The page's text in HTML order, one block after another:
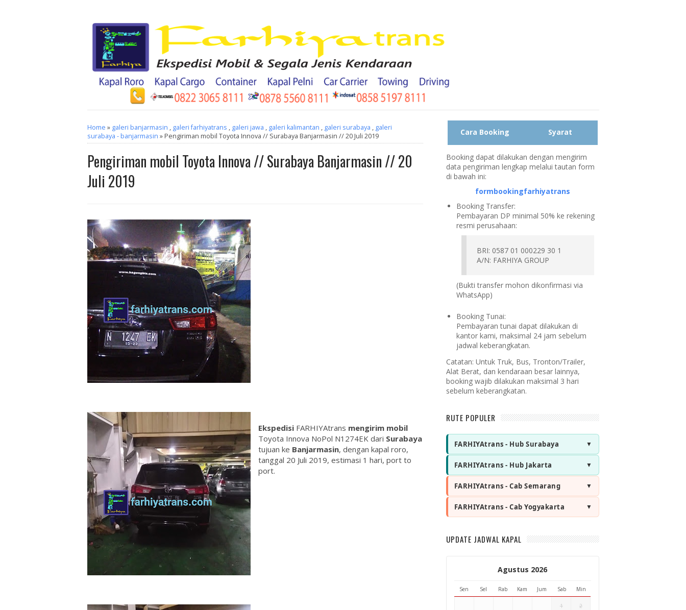
Home » galeri banjarmasin , galeri farhiyatrans , galeri jawa , galeri kalimantan , galeri surabaya , galeri
surabaya - banjarmasin » Pengiriman mobil Toyota Innova // Surabaya Banjarmasin // 20 Juli 2019
Pengiriman mobil Toyota Innova // Surabaya Banjarmasin // 20
Juli 2019
EkspedisiFARHIYAtrans mengirim mobil
Toyota Innova NoPol N1274EK dari Surabaya
tujuan ke Banjarmasin, dengan kapal roro,
tanggal 20 Juli 2019, estimasi 1 hari, port to
port.
Cara Booking Syarat
Booking dapat dilakukan dengan mengirim
data pengiriman lengkap melalui tautan form
di bawah ini:
formbookingfarhiyatrans
Booking Transfer:
Pembayaran DP minimal 50% ke rekening
resmi perusahaan:
BRI: 0587 01 000229 30 1
A/N: FARHIYA GROUP
(Bukti transfer mohon dikonfirmasi via
WhatsApp)
Booking Tunai:
Pembayaran tunai dapat dilakukan di
kantor kami, maksimal 24 jam sebelum
jadwal keberangkatan.
Catatan: Untuk Truk, Bus, Tronton/Trailer,
Alat Berat, dan kendaraan besar lainnya,
booking wajib dilakukan maksimal 3 hari
sebelum keberangkatan.
RUTE POPULER
FARHIYAtrans - Hub Surabaya
FARHIYAtrans - Hub Jakarta
FARHIYAtrans - Cab Semarang
FARHIYAtrans - Cab Yogyakarta
UPDATE JADWAL KAPAL
Agustus 2026
Sen Sel Rab Kam Jum Sab Min
1 2